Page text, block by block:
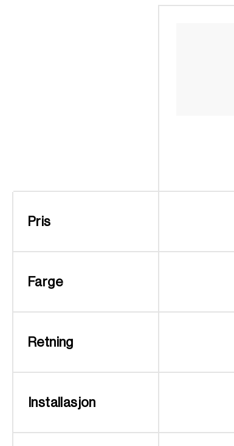
Pris
Farge
Retning
Installasjon